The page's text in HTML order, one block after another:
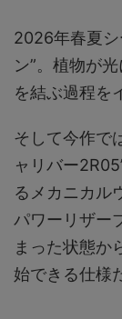
2026年春夏
ン”。植物が
を結ぶ過程を
そして今作で
ャリバー
るメカニカル
パワーリザー
まった状態か
始できる仕様